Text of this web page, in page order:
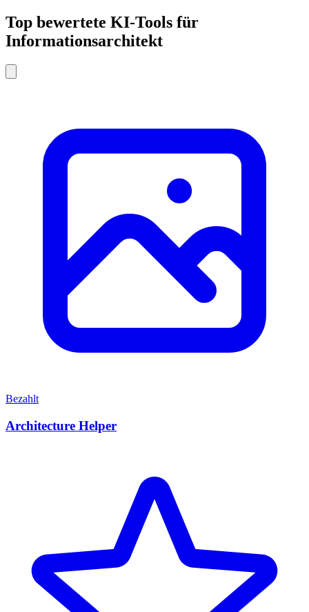
Top bewertete KI-Tools für
Informationsarchitekt
Bezahlt
Architecture Helper